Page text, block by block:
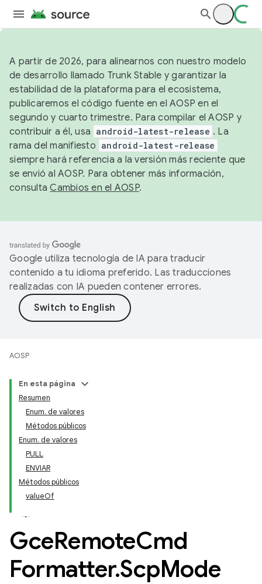
A partir de 2026, para alinearnos con nuestro modelo
de desarrollo llamado Trunk Stable y garantizar la
estabilidad de la plataforma para el ecosistema,
publicaremos el código fuente en el AOSP en el
segundo y cuarto trimestre. Para compilar el AOSP y
contribuir a él, usa android-latest-release . La
rama del manifiesto android-latest-release
siempre hará referencia a la versión más reciente que
se envió al AOSP. Para obtener más información,
consultaCambios en el AOSP.
Google utiliza tecnología de IA para traducir
contenido a tu idioma preferido. Las traducciones
realizadas con IA pueden contener errores.
AOSP
En esta página
Resumen
Enum. de valores
Métodos públicos
Enum. de valores
PULL
ENVIAR
Métodos públicos
valueOf
GceRemoteCmd
Formatter.ScpMode